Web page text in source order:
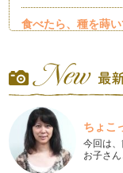
食べたら、種を蒔
カップでお手軽・
寒さも一段と厳し
したね。 さらに冷
お料理用のバジル
日が暮れるのも早
節は冬に向かって
ちょこ
今回は
お子さ